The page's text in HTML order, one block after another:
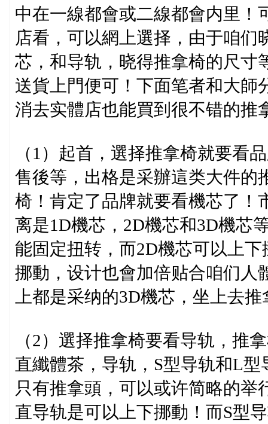
中在一線都會或二線都會内里！
店看，可以網上選择，由于咱
芯，和导轨，晓得推拿椅的尺寸
送貨上門便可！下面笔者和大師
消去实體店也能買到很不错的推
（1）起首，選择推拿椅就要看
售後等，出格是采辦這类大件的
椅！肯定了品牌就要看機芯了！
离是1D機芯，2D機芯和3D機芯
能固定扭转，而2D機芯可以上
挪動，设计也會加倍贴合咱们人
上都是采纳的3D機芯，坐上去
（2）選择推拿椅要看导轨，推
直纖體茶，导轨，S型导轨和L
只有推拿頭，可以或许简略的
直导轨是可以上下挪動！而S型